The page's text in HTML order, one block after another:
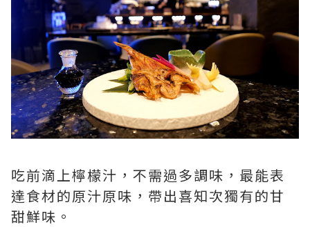
吃前滴上檸檬汁，不需過多調味，最能表
達食材的原汁原味，帶出喜知次獨有的甘
甜鮮味。